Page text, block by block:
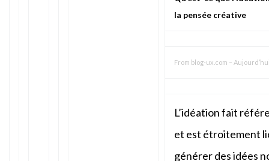
la pensée créative
From blog-ux.com –
L’idéation fait
et est étroitement
générer des idées